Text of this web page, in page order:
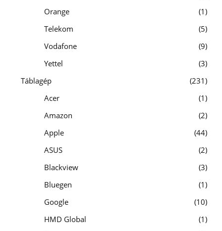
Orange
1
Telekom
5
Vodafone
9
Yettel
3
Táblagép
231
Acer
1
Amazon
2
Apple
44
ASUS
2
Blackview
3
Bluegen
1
Google
10
HMD Global
1